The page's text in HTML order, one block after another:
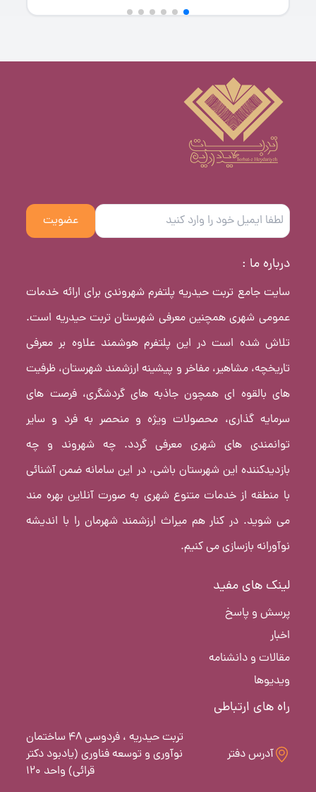
عضویت
درباره ما :
سایت جامع تربت حیدریه پلتفرم شهروندی برای ارائه خدمات
عمومی شهری همچنین معرفی شهرستان تربت حیدریه است.
تلاش شده است در این پلتفرم هوشمند علاوه بر معرفی
تاریخچه، مشاهیر، مفاخر و پیشینه ارزشمند شهرستان، ظرفیت
های بالقوه ای همچون جاذبه های گردشگری، فرصت های
سرمایه گذاری، محصولات ویژه و منحصر به فرد و سایر
توانمندی های شهری معرفی گردد. چه شهروند و چه
بازدیدکننده این شهرستان باشی، در این سامانه ضمن آشنائی
با منطقه از خدمات متنوع شهری به صورت آنلاین بهره مند
می شوید. در کنار هم میراث ارزشمند شهرمان را با اندیشه
نوآورانه بازسازی می کنیم.
لینک های مفید
پرسش و پاسخ
اخبار
مقالات و دانشنامه
ویدیوها
راه های ارتباطی
آدرس دفتر
تربت حیدریه ، فردوسی 48 ساختمان
نوآوری و توسعه فناوری (یادبود دکتر
قرائی) واحد 120